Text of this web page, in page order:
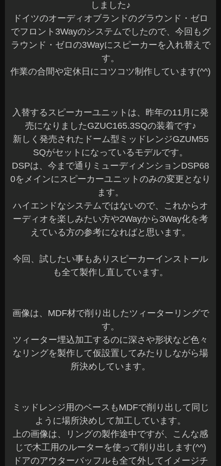
しました♪
ドイツのオーディオブランドのグラウンド・ゼロ
でフロント3Wayのシステムでしたので、今回もグ
ラウンド・ゼロの3Wayにスピーカーを入れ替えで
す。
作業の合間や定休日にコツコツ制作しています(^^)
入替するスピーカーユニットは、昨年の11月に発
売になりましたGZUC165.3SQの装着です♪
新しく発売されたドーム型ミッドレンジGZUM55
SQがセットになっているモデルです。
DSPは、今まで通りミューディメンションDSP68
0をメインにスピーカーユニットのみの変更となり
ます。
ハイエンドなシステムではないので、これからオ
ーディオを楽しみたい方や2Wayから3Way化を考
えている方の参考になればと思います。
今回、試したい事もありスピーカーインストール
も全て製作し直しています。
画像は、MDF材で削り出したツィーターリングで
す。
ツィーター埋込加工するのに深さや形状など色々
なリングを製作して仮設置してみたりしながら場
所決めしています。
ミッドレンジ用のベースもMDFで削り出して同じ
ように場所決めして加工しています。
上の画像は、リングの製作途中ですが、こんな感
じで木工用のルーターを使って削り出します(^^)
ドアのアウターバッフルも全て外してイメージチ